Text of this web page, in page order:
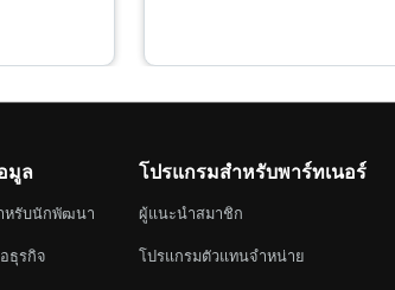
มูล
หรับนักพัฒนา
ธุรกิจ
โปรแกรมสำหรับพาร์ทเนอร์
ผู้แนะนำสมาชิก
โปรแกรมตัวแทนจำหน่าย